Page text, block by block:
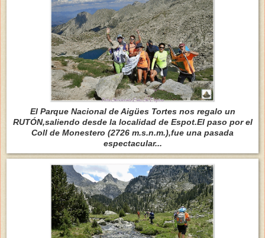
El Parque Nacional de Aigües Tortes nos regalo un
RUTÓN,saliendo desde la localidad de Espot.El paso por el
Coll de Monestero (2726 m.s.n.m.),fue una pasada
espectacular...